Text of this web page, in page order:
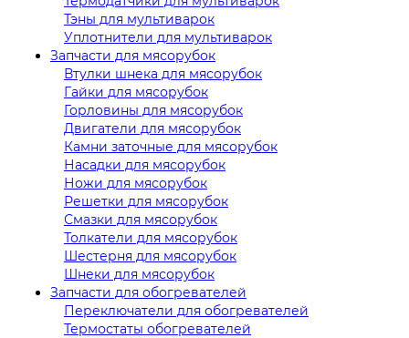
Тэны для мультиварок
Уплотнители для мультиварок
Запчасти для мясорубок
Втулки шнека для мясорубок
Гайки для мясорубок
Горловины для мясорубок
Двигатели для мясорубок
Камни заточные для мясорубок
Насадки для мясорубок
Ножи для мясорубок
Решетки для мясорубок
Смазки для мясорубок
Толкатели для мясорубок
Шестерня для мясорубок
Шнеки для мясорубок
Запчасти для обогревателей
Переключатели для обогревателей
Термостаты обогревателей